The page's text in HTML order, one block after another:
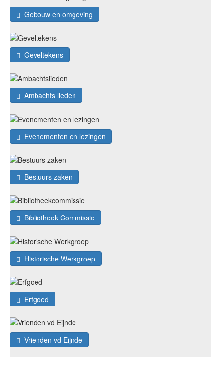
Gebouw en omgeving
Geveltekens
Ambachts lieden
Evenementen en lezingen
Bestuurs zaken
Bibliotheek Commissie
Historische Werkgroep
Erfgoed
Vrienden vd Eijnde